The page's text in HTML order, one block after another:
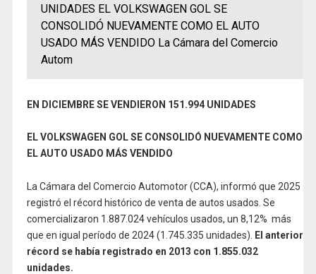
UNIDADES EL VOLKSWAGEN GOL SE
CONSOLIDÓ NUEVAMENTE COMO EL AUTO
USADO MÁS VENDIDO La Cámara del Comercio
Autom
EN DICIEMBRE SE VENDIERON 151.994 UNIDADES
EL VOLKSWAGEN GOL SE CONSOLIDÓ NUEVAMENTE COMO
EL AUTO USADO MÁS VENDIDO
La Cámara del Comercio Automotor (CCA), informó que 2025
registró el récord histórico de venta de autos usados. Se
comercializaron 1.887.024 vehículos usados, un 8,12% más
que en igual período de 2024 (1.745.335 unidades). El anterior
récord se había registrado en 2013 con 1.855.032
unidades.